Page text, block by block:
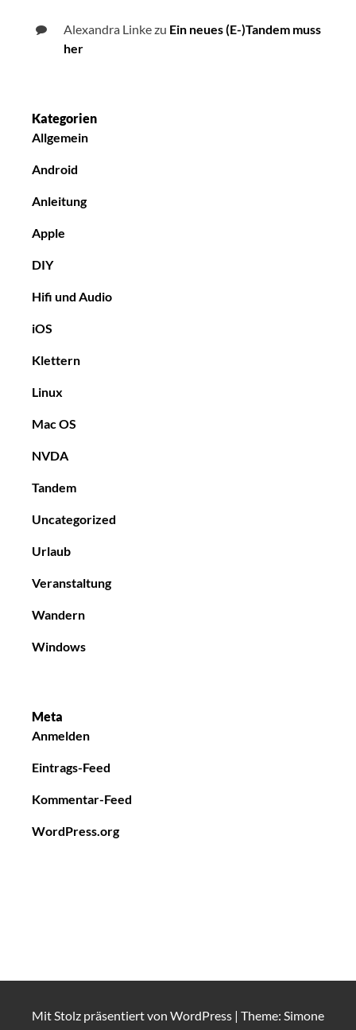
Alexandra Linkezu Ein neues (E-)Tandem muss
her
Kategorien
Allgemein
Android
Anleitung
Apple
DIY
Hifi und Audio
iOS
Klettern
Linux
Mac OS
NVDA
Tandem
Uncategorized
Urlaub
Veranstaltung
Wandern
Windows
Meta
Anmelden
Eintrags-Feed
Kommentar-Feed
WordPress.org
Mit Stolz präsentiert von WordPress | Theme: Simone